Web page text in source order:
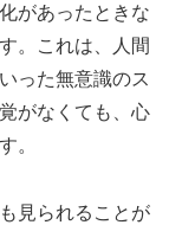
があったときな
。これは、人間
った無意識のス
がなくても、心
。
見られることが